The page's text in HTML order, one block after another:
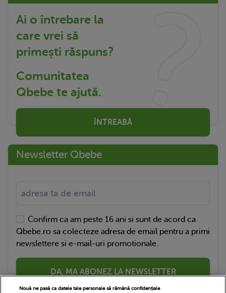
Ai o întrebare la
care vrei să
primești răspuns?
Comunitatea
Qbebe te ajută.
ÎNTREABĂ
Newsletter Qbebe
Confirm ca am peste 16 ani si sunt de acord ca
Qbebe.ro sa colecteze adresa de email pentru a primi
newslettere si e-mail-uri promotionale.
DA, MA ABONEZ LA NEWSLETTER
Nouă ne pasă ca datele tale personale să rămână confidențiale